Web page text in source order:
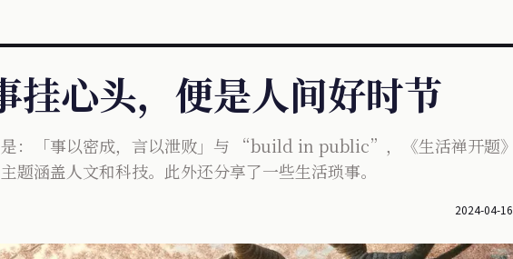
心头，便是人间好时节
是：「事以密成，言以泄败」与 “build in public”，《生活禅开题》
题涵盖人文和科技。此外还分享了一些生活琐事。
2024-04-16